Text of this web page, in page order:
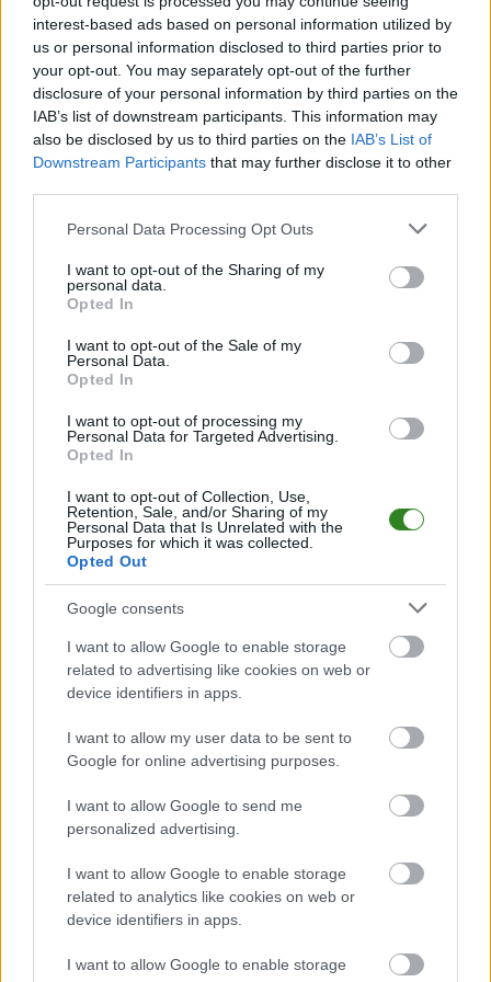
interest-based ads based on personal information utilized by
us or personal information disclosed to third parties prior to
your opt-out. You may separately opt-out of the further
disclosure of your personal information by third parties on the
IAB’s list of downstream participants. This information may
also be disclosed by us to third parties on the IAB’s List of
Downstream Participants that may further disclose it to other
Please note that this website/app uses one or more Google
not limited to your visit or usage behaviour. You may click to
grant or deny consent to Google and its third-party tags to
use your data for below specified purposes in below Google
consent section.
Personal Data Processing Opt Outs
I want to opt-out of the Sharing of my
personal data.
Opted In
I want to opt-out of the Sale of my
Personal Data.
Opted In
I want to opt-out of processing my
Personal Data for Targeted Advertising.
Opted In
I want to opt-out of Collection, Use,
Retention, Sale, and/or Sharing of my
Personal Data that Is Unrelated with the
Purposes for which it was collected.
Opted Out
Google consents
I want to allow Google to enable storage
related to advertising like cookies on web or
device identifiers in apps.
I want to allow my user data to be sent to
Google for online advertising purposes.
I want to allow Google to send me
personalized advertising.
I want to allow Google to enable storage
related to analytics like cookies on web or
device identifiers in apps.
I want to allow Google to enable storage
Wynik meczu Wisła II Kraków vs Cracovia II
Po zakończeniu spotkania automatycznie publikujemyoficjalny wynik
spotkania, a także dane meczowe, jeśli są dostępne.
Pełny harmonogram rozgrywek dostępny jest tutaj:III liga, gr. IV -
terminarz
Informacje o składach i strzelcach
W miarę dostępności danych, publikujemyskłady wyjściowe,
aktualizujemy zależnie od poziomu ligi i dostępnych źródeł.
Śledź mecze swojej drużyny
Jeśli jesteś kibicem klubu Wisła II Kraków lub Cracovia II - zaglądaj tutaj
meczów, wynikach, transferach i newsach klubowych
PodkarpacieLive.pl to największa baza
piłkarskichw województwie. Sprawdź nasze relacje, śledź ulubioną ligę i
Analiza przed meczem: Wisła II Kraków vs Cracovia II
Betclic III liga, gr. IV. Spotkanie zostanie rozegrane w dniu 13 maja 2026.
Początek meczu o godz. 17:30.
Wisła II Krakówprzystępuje do tego spotkania w roli gospodarza. Jak
drużyna radzi sobie w sezonie 2025/2026 rozgrywek III liga, gr. IV przed
własną publicznością? Na tej stronie możecie zobaczyć tabelę
uwzględniającą tylko mecze u siebie. W tabeli biorącej pod uwagę tylko
Cracovia II.
III liga, gr. IV - sytuacja w tabeli
Kraków) zajmują
8. miejsce
w tabeli. Goście (Cracovia II) plasują się na
15. miejscu.
bramkowe.
Wisła II Kraków vs. Cracovia II - relacja, wynik na żywo, transmisja
Wynik meczu Wisła II Kraków - Cracovia II znajdziesz na naszej stronie
zaraz po jego zakończeniu. Jeżeli szukasz informacji meczowych, zajrzyj
Wisła II Kraków vs. Cracovia II - wynik, składy, strzelcy
Jeżeli w internecie lub TV dostępna jest
albo innych spotkań III liga, gr. IV na
pewno znajdziesz takie informacje na naszym portalu. Możliwe jednak, że